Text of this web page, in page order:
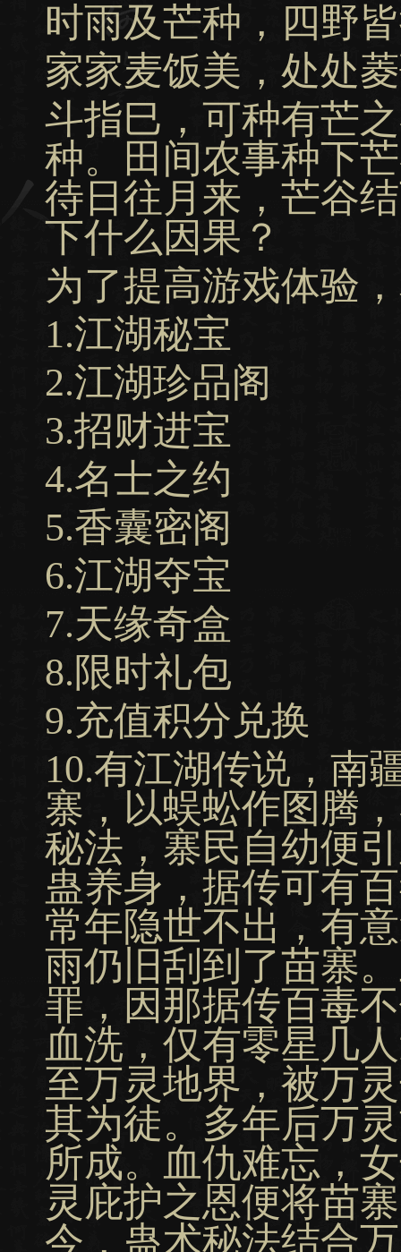
时雨及芒种，四野
家家麦饭美，处处
斗指巳，可种有芒
种。田间农事种下
待日往月来，芒谷
下什么因果？
为了提高游戏体验
1.江湖秘宝
2.江湖珍品阁
3.招财进宝
4.名士之约
5.香囊密阁
6.江湖夺宝
7.天缘奇盒
8.限时礼包
9.充值积分兑换
10.有江湖传说，南
寨，以蜈蚣作图腾
秘法，寨民自幼便
蛊养身，据传可有
常年隐世不出，有
雨仍旧刮到了苗寨
罪，因那据传百毒
血洗，仅有零星几
至万灵地界，被万
其为徒。多年后万
所成。血仇难忘，
灵庇护之恩便将苗
今，蛊术秘法结合